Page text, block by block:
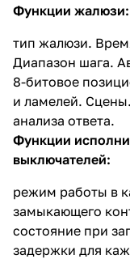
Функции жалюзи:
тип жалюзи.
Диапазон шага.
8-битовое
и ламелей.
анализа ответа.
Функции
выключателей:
режим работы в
замыкающего
состояние при
задержки для